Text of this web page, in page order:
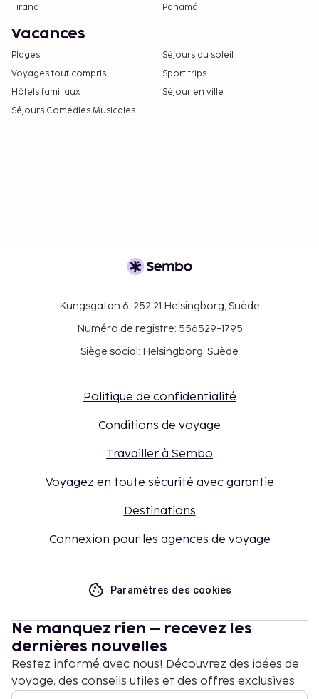
Tirana
Panamá
Vacances
Plages
Séjours au soleil
Voyages tout compris
Sport trips
Hôtels familiaux
Séjour en ville
Séjours Comédies Musicales
Kungsgatan 6, 252 21 Helsingborg, Suède
Numéro de registre: 556529-1795
Siège social: Helsingborg, Suède
Politique de confidentialité
Conditions de voyage
Travailler à Sembo
Voyagez en toute sécurité avec garantie
Destinations
Connexion pour les agences de voyage
Paramètres des cookies
Ne manquez rien – recevez les
dernières nouvelles
Restez informé avec nous! Découvrez des idées de
voyage, des conseils utiles et des offres exclusives.